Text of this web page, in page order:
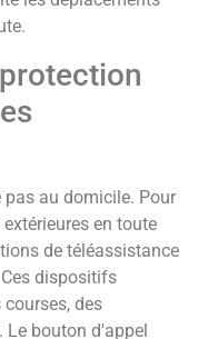
au domicile. Pour
en toute
de téléassistance
dispositifs
des
Le bouton d'appel